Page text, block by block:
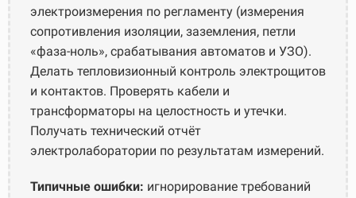
электроизмерения по регламенту (измерения
сопротивления изоляции, заземления, петли
«фаза-ноль», срабатывания автоматов и УЗО).
Делать тепловизионный контроль электрощитов
и контактов. Проверять кабели и
трансформаторы на целостность и утечки.
Получать технический отчёт
электролаборатории по результатам измерений.
Типичные ошибки: игнорирование требований